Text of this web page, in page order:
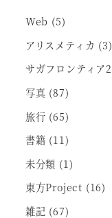
Web (5)
アリスメティカ (3)
サガフロンティア2
写真 (87)
旅行 (65)
書籍 (11)
未分類 (1)
東方Project (16)
雑記 (67)